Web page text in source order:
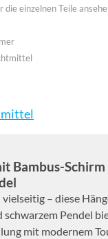
die einzelnen Teile
Bambus-Schirm
– diese
schwarzem Pendel
mit modernem